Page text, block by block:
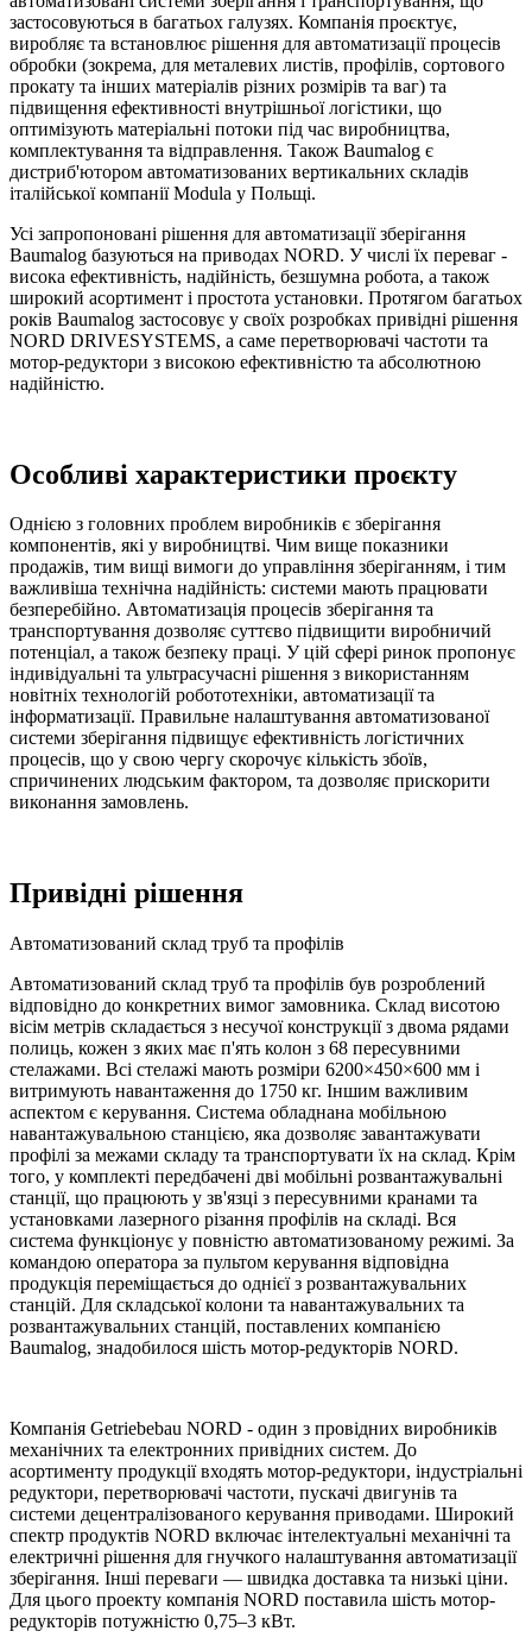
застосовуються в багатьох галузях. Компанія проєктує,
виробляє та встановлює рішення для автоматизації процесів
обробки (зокрема, для металевих листів, профілів, сортового
прокату та інших матеріалів різних розмірів та ваг) та
підвищення ефективності внутрішньої логістики, що
оптимізують матеріальні потоки під час виробництва,
комплектування та відправлення. Також Baumalog є
дистриб'ютором автоматизованих вертикальних складів
італійської компанії Modula у Польщі.
Усі запропоновані рішення для автоматизації зберігання
Baumalog базуються на приводах NORD. У числі їх переваг -
висока ефективність, надійність, безшумна робота, а також
широкий асортимент і простота установки. Протягом багатьох
років Baumalog застосовує у своїх розробках привідні рішення
NORD DRIVESYSTEMS, а саме перетворювачі частоти та
мотор-редуктори з високою ефективністю та абсолютною
надійністю.
Особливі характеристики проєкту
Однією з головних проблем виробників є зберігання
компонентів, які у виробництві. Чим вище показники
продажів, тим вищі вимоги до управління зберіганням, і тим
важливіша технічна надійність: системи мають працювати
безперебійно. Автоматизація процесів зберігання та
транспортування дозволяє суттєво підвищити виробничий
потенціал, а також безпеку праці. У цій сфері ринок пропонує
індивідуальні та ультрасучасні рішення з використанням
новітніх технологій робототехніки, автоматизації та
інформатизації. Правильне налаштування автоматизованої
системи зберігання підвищує ефективність логістичних
процесів, що у свою чергу скорочує кількість збоїв,
спричинених людським фактором, та дозволяє прискорити
виконання замовлень.
Привідні рішення
Автоматизований склад труб та профілів
Автоматизований склад труб та профілів був розроблений
відповідно до конкретних вимог замовника. Склад висотою
вісім метрів складається з несучої конструкції з двома рядами
полиць, кожен з яких має п'ять колон з 68 пересувними
стелажами. Всі стелажі мають розміри 6200×450×600 мм і
витримують навантаження до 1750 кг. Іншим важливим
аспектом є керування. Система обладнана мобільною
навантажувальною станцією, яка дозволяє завантажувати
профілі за межами складу та транспортувати їх на склад. Крім
того, у комплекті передбачені дві мобільні розвантажувальні
станції, що працюють у зв'язці з пересувними кранами та
установками лазерного різання профілів на складі. Вся
система функціонує у повністю автоматизованому режимі. За
командою оператора за пультом керування відповідна
продукція переміщається до однієї з розвантажувальних
станцій. Для складської колони та навантажувальних та
розвантажувальних станцій, поставлених компанією
Baumalog, знадобилося шість мотор-редукторів NORD.
Компанія Getriebebau NORD - один з провідних виробників
механічних та електронних привідних систем. До
асортименту продукції входять мотор-редуктори, індустріальні
редуктори, перетворювачі частоти, пускачі двигунів та
системи децентралізованого керування приводами. Широкий
спектр продуктів NORD включає інтелектуальні механічні та
електричні рішення для гнучкого налаштування автоматизації
зберігання. Інші переваги — швидка доставка та низькі ціни.
Для цього проекту компанія NORD поставила шість мотор-
редукторів потужністю 0,75–3 кВт.